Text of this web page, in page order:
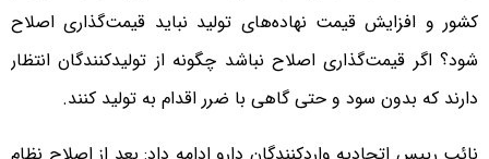
کشور و افزایش قیمت نهاده‌های تولید نباید قیمت‌گذاری اصلاح
شود؟ اگر قیمت‌گذاری اصلاح نباشد چگونه از تولیدکنندگان انتظار
دارند که بدون سود و حتی گاهی با ضرر اقدام به تولید کنند.